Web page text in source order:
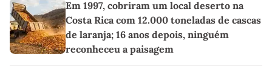
Em 1997, cobriram um local deserto na
Costa Rica com 12.000 toneladas de cascas
de laranja; 16 anos depois, ninguém
reconheceu a paisagem